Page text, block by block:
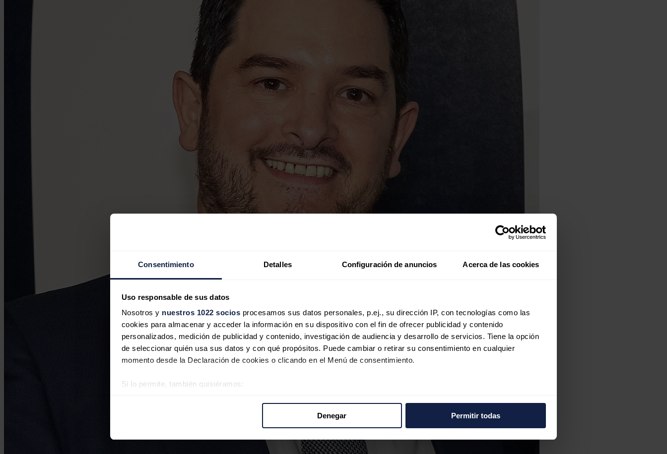
Consentimiento Detalles Configuración de anuncios Acerca de las cookies
Uso responsable de sus datos
Nosotros y nuestros 1022 socios procesamos sus datos personales, p.ej., su dirección IP, con tecnologías como las
cookies para almacenar y acceder la información en su dispositivo con el fin de ofrecer publicidad y contenido
personalizados, medición de publicidad y contenido, investigación de audiencia y desarrollo de servicios. Tiene la opción
de seleccionar quién usa sus datos y con qué propósitos. Puede cambiar o retirar su consentimiento en cualquier
momento desde la Declaración de cookies o clicando en el Menú de consentimiento.
Si lo permite, también quisiéramos:
Denegar Permitir todas